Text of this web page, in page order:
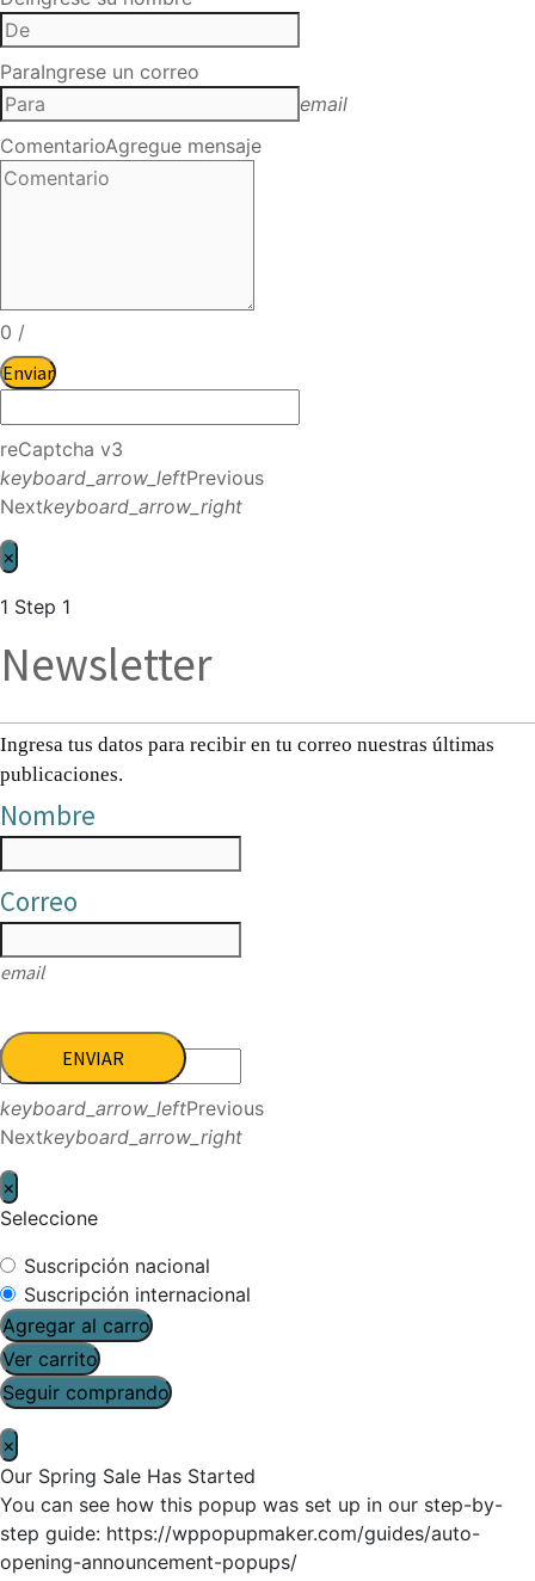
ParaIngrese un correo
email
ComentarioAgregue mensaje
0 /
Enviar
reCaptcha v3
keyboard_arrow_leftPrevious
Nextkeyboard_arrow_right
×
1 Step 1
Newsletter
Ingresa tus datos para recibir en tu correo nuestras últimas
publicaciones.
Nombre
Correo
email
ENVIAR
keyboard_arrow_leftPrevious
Nextkeyboard_arrow_right
×
Seleccione
Suscripción nacional
Suscripción internacional
Agregar al carro
Ver carrito
Seguir comprando
×
Our Spring Sale Has Started
You can see how this popup was set up in our step-by-
step guide: https://wppopupmaker.com/guides/auto-
opening-announcement-popups/